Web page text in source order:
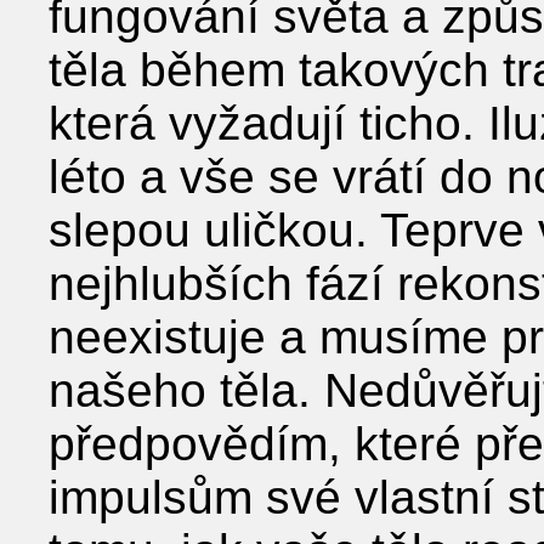
fungování světa a
těla během takových
která vyžadují ticho.
léto a vše se vrátí do
slepou uličkou.
nejhlubších fází
neexistuje a musíme
našeho těla.
předpovědím, které
impulsům své vlastní